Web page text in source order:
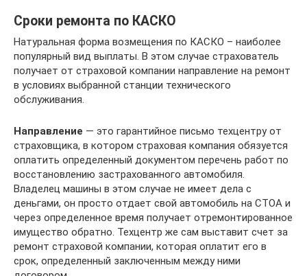
Сроки ремонта по КАСКО
Натуральная форма возмещения по КАСКО – наиболее
популярный вид выплаты. В этом случае страхователь
получает от страховой компании направление на ремонт
в условиях выбранной станции технического
обслуживания.
Направление — это гарантийное письмо техцентру от
страховщика, в котором страховая компания обязуется
оплатить определенный документом перечень работ по
восстановлению застрахованного автомобиля.
Владелец машины в этом случае не имеет дела с
деньгами, он просто отдает свой автомобиль на СТОА и
через определенное время получает отремонтированное
имущество обратно. Техцентр же сам выставит счет за
ремонт страховой компании, которая оплатит его в
срок, определенный заключенным между ними